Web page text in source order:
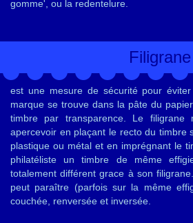
gomme', ou la redentelure.
Filigrane
est une mesure de sécurité pour
marque se trouve dans la pâte du
timbre par transparence. Le filigrane
apercevoir en plaçant le recto du timbre
plastique ou métal et en imprégnant le
philatéliste un timbre de même
totalement différent grace à son
peut paraître (parfois sur la même
couchée, renversée et inversée.